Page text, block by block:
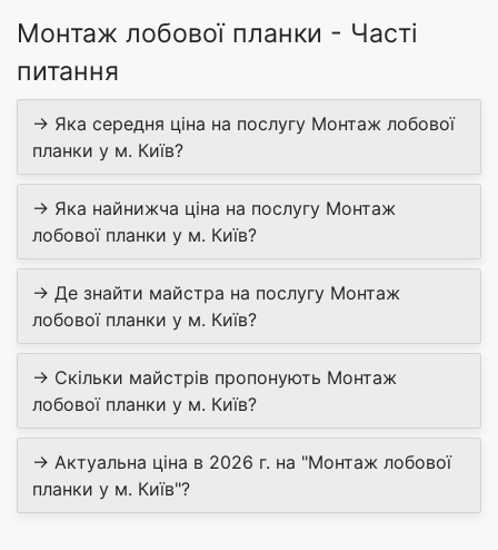
Монтаж лобової планки - Часті
питання
→ Яка середня ціна на послугу Монтаж лобової
планки у м. Київ?
→ Яка найнижча ціна на послугу Монтаж
лобової планки у м. Київ?
→ Де знайти майстра на послугу Монтаж
лобової планки у м. Київ?
→ Скільки майстрів пропонують Монтаж
лобової планки у м. Київ?
→ Актуальна ціна в 2026 г. на "Монтаж лобової
планки у м. Київ"?